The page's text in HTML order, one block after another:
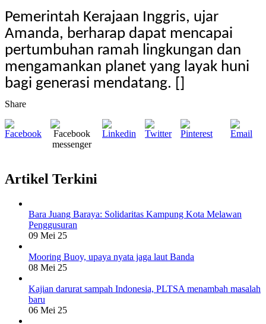
Pemerintah Kerajaan Inggris, ujar
Amanda, berharap dapat mencapai
pertumbuhan ramah lingkungan dan
mengamankan planet yang layak huni
bagi generasi mendatang. []
Share
Artikel Terkini
Bara Juang Baraya: Solidaritas Kampung Kota Melawan
Penggusuran
09 Mei 25
Mooring Buoy, upaya nyata jaga laut Banda
08 Mei 25
Kajian darurat sampah Indonesia, PLTSA menambah masalah
baru
06 Mei 25